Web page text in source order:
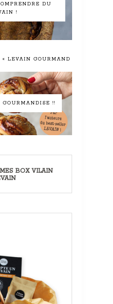
DU
!
LEVAIN GOURMAND »
GOURMANDISE !!
BOX VILAIN